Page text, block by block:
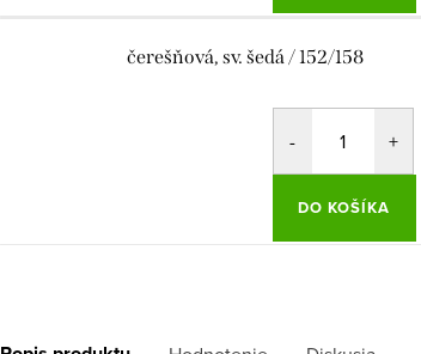
čerešňová, sv. šedá / 152/158
DO KOŠÍKA